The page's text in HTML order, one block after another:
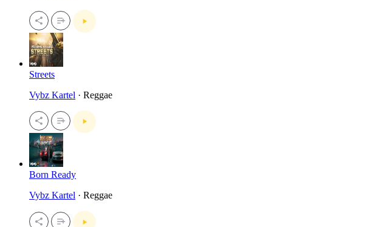
Streets
Vybz Kartel · Reggae
Born Ready
Vybz Kartel · Reggae